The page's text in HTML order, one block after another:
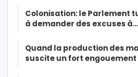
Colonisation: le Parlement
à demander des excuses à…
Quand la production des
suscite un fort engouement